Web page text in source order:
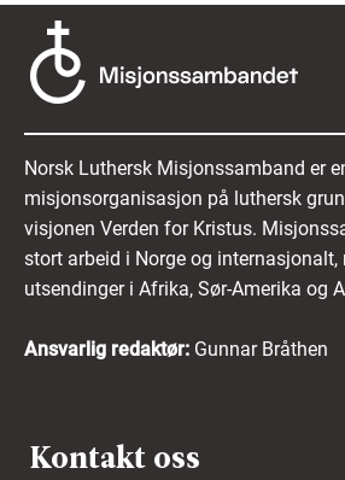
Norsk Luthersk Misjonssamband er
misjonsorganisasjon på luthersk
visjonen Verden for Kristus.
stort arbeid i Norge og internasjonalt,
utsendinger i Afrika, Sør-Amerika og
Ansvarlig redaktør: Gunnar Bråthen
Kontakt oss